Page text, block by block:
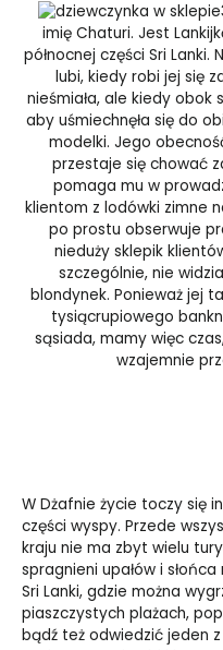
imię Chaturi. Jest
północnej części Sri
lubi, kiedy robi jej się
nieśmiała, ale kiedy
aby uśmiechnęła się do
modelki. Jego
przestaje się chować
pomaga mu w
klientom z lodówki zimne
po prostu obserwuje
nieduży sklepik
szczególnie, nie
blondynek. Ponieważ jej
tysiącrupiowego
sąsiada, mamy więc
wzajemnie
W Dżafnie życie toczy się
części wyspy. Przede
kraju nie ma zbyt wielu
spragnieni upałów i
Sri Lanki, gdzie można
piaszczystych plażach,
bądź też odwiedzić jeden